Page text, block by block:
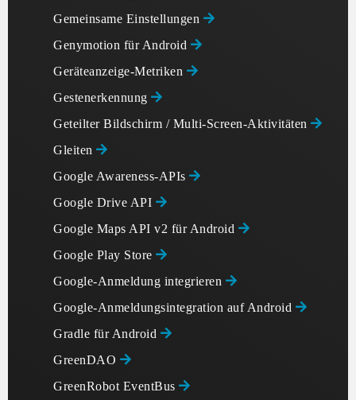
Gemeinsame Einstellungen
Genymotion für Android
Geräteanzeige-Metriken
Gestenerkennung
Geteilter Bildschirm / Multi-Screen-Aktivitäten
Gleiten
Google Awareness-APIs
Google Drive API
Google Maps API v2 für Android
Google Play Store
Google-Anmeldung integrieren
Google-Anmeldungsintegration auf Android
Gradle für Android
GreenDAO
GreenRobot EventBus